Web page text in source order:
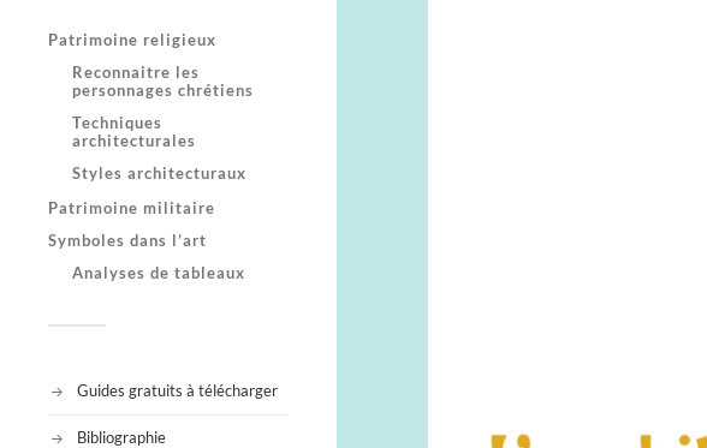
Patrimoine religieux
Reconnaitre les
personnages chrétiens
Techniques
architecturales
Styles architecturaux
Patrimoine militaire
Symboles dans l’art
Analyses de tableaux
Guides gratuits à télécharger
Bibliographie